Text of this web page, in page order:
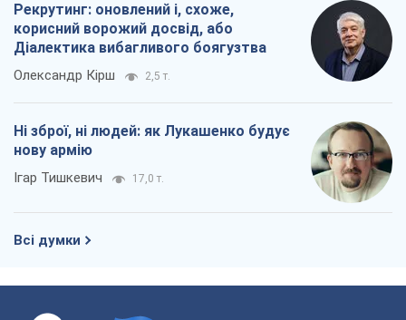
Рекрутинг: оновлений і, схоже,
корисний ворожий досвід, або
Діалектика вибагливого боягузтва
Олександр Кірш 2,5 т.
Ні зброї, ні людей: як Лукашенко будує
нову армію
Ігар Тишкевич 17,0 т.
Всі думки